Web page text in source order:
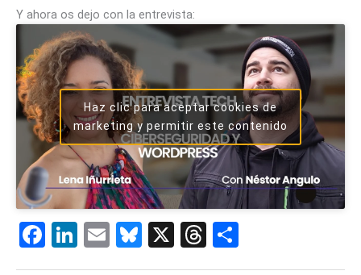
Y ahora os dejo con la entrevista:
Haz clic para aceptar cookies de
marketing y permitir este contenido
F
Li
E
Bl X
T